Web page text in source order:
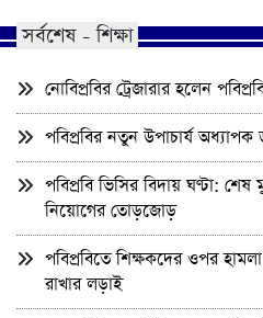
সর্বশেষ - শিক্ষা
নোবিপ্রবির ট্রেজারার হলেন
পবিপ্রবির নতুন উপাচার্য
পবিপ্রবি ভিসির বিদায় ঘণ্টা:
নিয়োগের তোড়জোড়
পবিপ্রবিতে শিক্ষকদের ওপর
রাখার লড়াই